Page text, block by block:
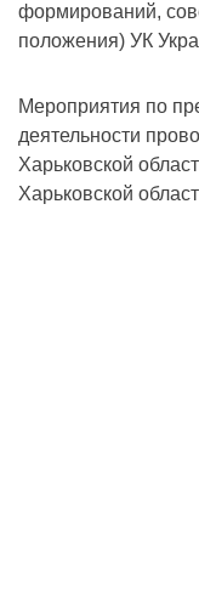
формирований,
положения) УК
Мероприятия по
деятельности
Харьковской
Харьковской